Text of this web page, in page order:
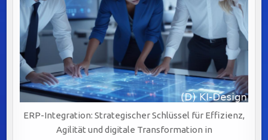
ERP-Integration: Strategischer Schlüssel für Effizienz,
Agilität und digitale Transformation in